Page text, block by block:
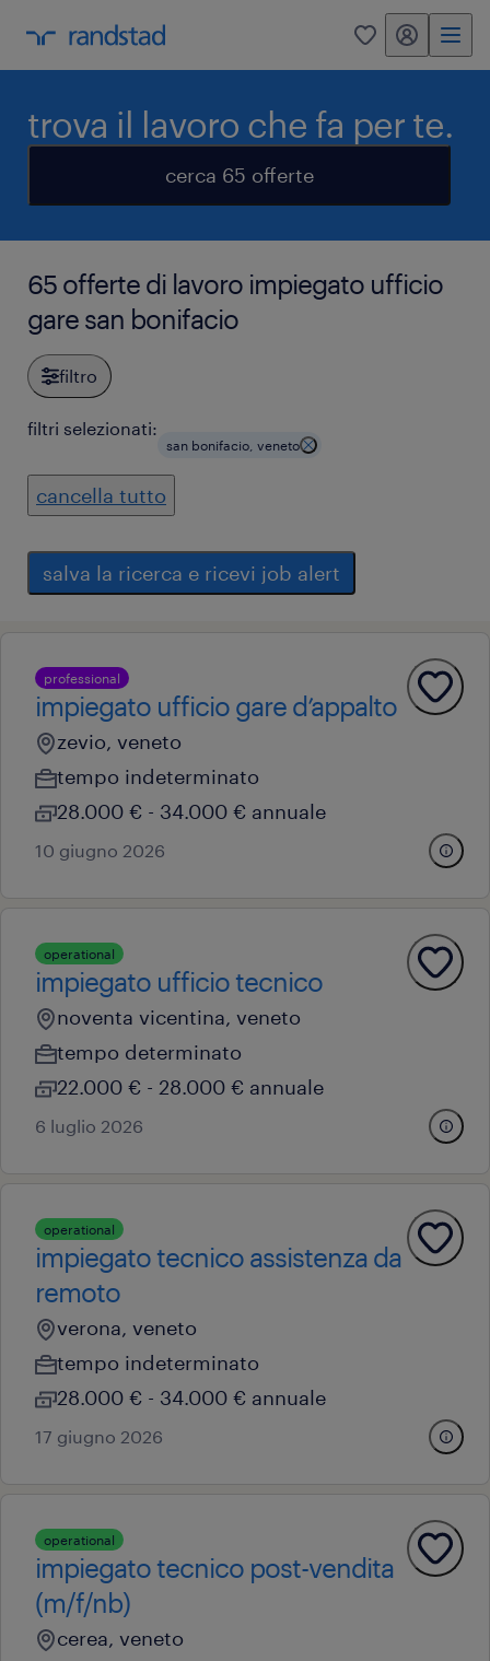
0 my randstad
trova il lavoro che fa per te.
cerca 65 offerte
65 offerte di lavoro impiegato ufficio
gare san bonifacio
filtro
filtri selezionati:
san bonifacio, veneto
cancella tutto
salva la ricerca e ricevi job alert
professional
impiegato ufficio gare d’appalto
zevio, veneto
tempo indeterminato
28.000 € - 34.000 € annuale
10 giugno 2026
operational
impiegato ufficio tecnico
noventa vicentina, veneto
tempo determinato
22.000 € - 28.000 € annuale
6 luglio 2026
operational
impiegato tecnico assistenza da
remoto
verona, veneto
tempo indeterminato
28.000 € - 34.000 € annuale
17 giugno 2026
operational
impiegato tecnico post-vendita
(m/f/nb)
cerea, veneto